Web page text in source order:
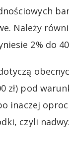
Należy
2% do
zł) pod
inaczej
czyli